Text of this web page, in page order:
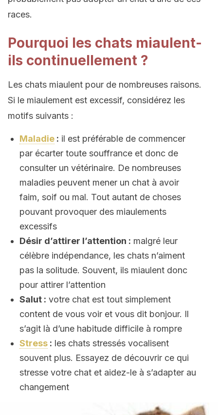
races.
Pourquoi les chats miaulent-
ils continuellement ?
Les chats miaulent pour de nombreuses raisons.
Si le miaulement est excessif, considérez les
motifs suivants :
Maladie : il est préférable de commencer
par écarter toute souffrance et donc de
consulter un vétérinaire. De nombreuses
maladies peuvent mener un chat à avoir
faim, soif ou mal. Tout autant de choses
pouvant provoquer des miaulements
excessifs
Désir d’attirer l’attention : malgré leur
célèbre indépendance, les chats n’aiment
pas la solitude. Souvent, ils miaulent donc
pour attirer l’attention
Salut : votre chat est tout simplement
content de vous voir et vous dit bonjour. Il
s’agit là d’une habitude difficile à rompre
Stress : les chats stressés vocalisent
souvent plus. Essayez de découvrir ce qui
stresse votre chat et aidez-le à s’adapter au
changement